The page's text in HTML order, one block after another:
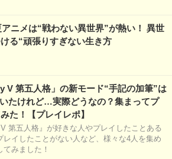
ニメは“戦わない異世界”が熱い！ 異世
る“頑張りすぎない生き方
V 第五人格」の新モード“手記の加筆”は
たけれど…実際どうなの？集まってプ
た！【プレイレポ】
V 第五人格』が好きな人やプレイしたことある
レイしたことがない人など、様々な4人を集め
みました！